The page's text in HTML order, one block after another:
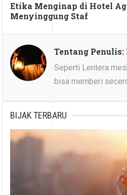
Etika Menginap di Hotel
Menyinggung Staf
Tentang Penulis:
Seperti Lentera
bisa memberi
BIJAK TERBARU